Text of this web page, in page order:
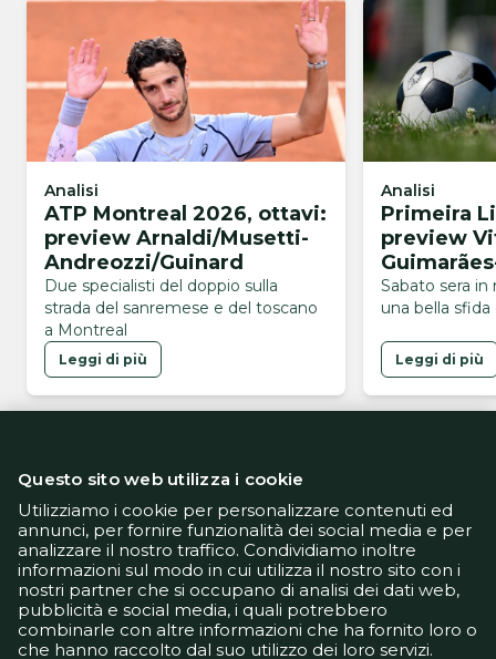
Analisi
ATP Montreal 2026, ottavi:
preview Arnaldi/Musetti-
Andreozzi/Guinard
Due specialisti del doppio sulla
strada del sanremese e del toscano
a Montreal
Leggi di più
Analisi
Primeira
preview
Sabato sera
una bella
Leggi di più
Informativa Privacy
Informativa Cookie
Tech App
Gestione preferenze
support@goldbetlive.it
Questo sito web utilizza i cookie
Utilizziamo i cookie per personalizzare contenuti ed
annunci, per fornire funzionalità dei social media e per
analizzare il nostro traffico. Condividiamo inoltre
informazioni sul modo in cui utilizza il nostro sito con i
nostri partner che si occupano di analisi dei dati web,
pubblicità e social media, i quali potrebbero
combinarle con altre informazioni che ha fornito loro o
che hanno raccolto dal suo utilizzo dei loro servizi.